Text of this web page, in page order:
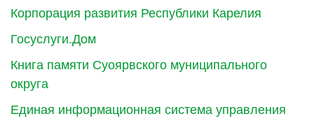
Корпорация развития Республики Карелия
Госуслуги.Дом
Книга памяти Суоярвского муниципального
округа
Единая информационная система управления